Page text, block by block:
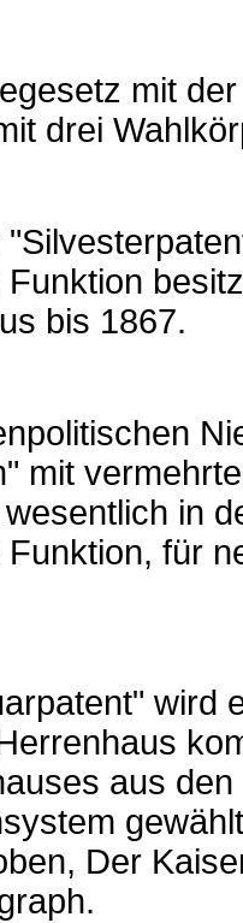
mit
drei
bis 1867.
mit
in
für
wird
aus
Der